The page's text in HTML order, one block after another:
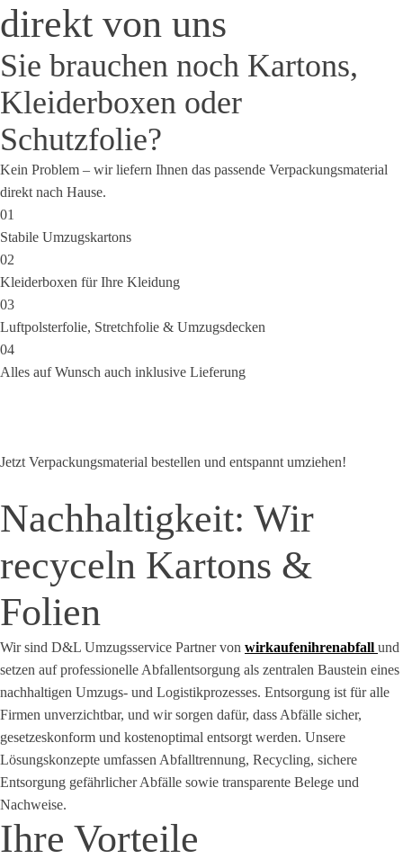
direkt von uns
Sie brauchen noch Kartons,
Kleiderboxen oder
Schutzfolie?
Kein Problem – wir liefern Ihnen das passende Verpackungsmaterial
direkt nach Hause.
01
Stabile Umzugskartons
02
Kleiderboxen für Ihre Kleidung
03
Luftpolsterfolie, Stretchfolie & Umzugsdecken
04
Alles auf Wunsch auch inklusive Lieferung
Jetzt Verpackungsmaterial bestellen und entspannt umziehen!
Nachhaltigkeit: Wir
recyceln Kartons &
Folien
Wir sind D&L Umzugsservice Partner von wirkaufenihrenabfall und
setzen auf professionelle Abfallentsorgung als zentralen Baustein eines
nachhaltigen Umzugs- und Logistikprozesses. Entsorgung ist für alle
Firmen unverzichtbar, und wir sorgen dafür, dass Abfälle sicher,
gesetzeskonform und kostenoptimal entsorgt werden. Unsere
Lösungskonzepte umfassen Abfalltrennung, Recycling, sichere
Entsorgung gefährlicher Abfälle sowie transparente Belege und
Nachweise.
Ihre Vorteile